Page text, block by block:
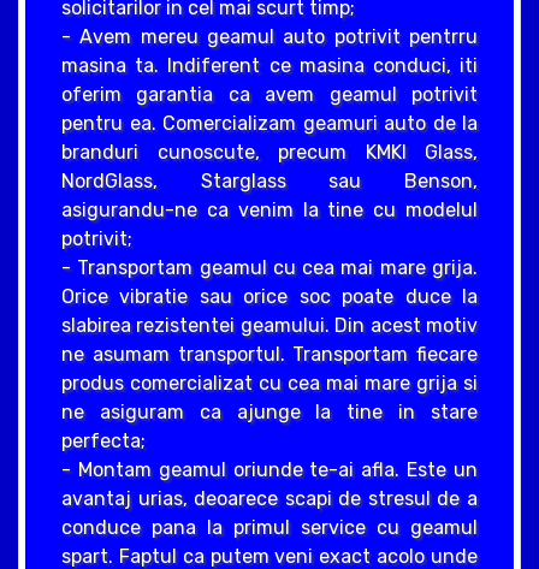
solicitarilor in cel mai scurt timp;
- Avem mereu geamul auto potrivit pentrru
masina ta. Indiferent ce masina conduci, iti
oferim garantia ca avem geamul potrivit
pentru ea. Comercializam geamuri auto de la
branduri cunoscute, precum KMKI Glass,
NordGlass, Starglass sau Benson,
asigurandu-ne ca venim la tine cu modelul
potrivit;
- Transportam geamul cu cea mai mare grija.
Orice vibratie sau orice soc poate duce la
slabirea rezistentei geamului. Din acest motiv
ne asumam transportul. Transportam fiecare
produs comercializat cu cea mai mare grija si
ne asiguram ca ajunge la tine in stare
perfecta;
- Montam geamul oriunde te-ai afla. Este un
avantaj urias, deoarece scapi de stresul de a
conduce pana la primul service cu geamul
spart. Faptul ca putem veni exact acolo unde